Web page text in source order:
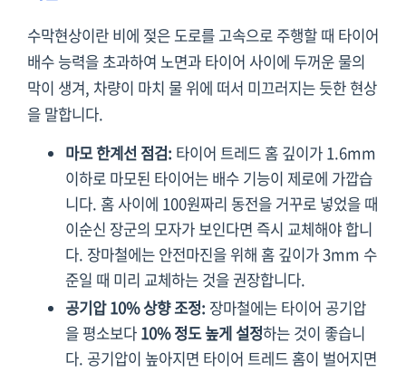
수막현상이란 비에 젖은 도로를 고속으로 주행할 때 타이어
배수 능력을 초과하여 노면과 타이어 사이에 두꺼운 물의
막이 생겨, 차량이 마치 물 위에 떠서 미끄러지는 듯한 현상
을 말합니다.
마모 한계선 점검: 타이어 트레드 홈 깊이가 1.6mm
이하로 마모된 타이어는 배수 기능이 제로에 가깝습
니다. 홈 사이에 100원짜리 동전을 거꾸로 넣었을 때
이순신 장군의 모자가 보인다면 즉시 교체해야 합니
다. 장마철에는 안전마진을 위해 홈 깊이가 3mm 수
준일 때 미리 교체하는 것을 권장합니다.
공기압 10% 상향 조정: 장마철에는 타이어 공기압
을 평소보다 10% 정도 높게 설정하는 것이 좋습니
다. 공기압이 높아지면 타이어 트레드 홈이 벌어지면